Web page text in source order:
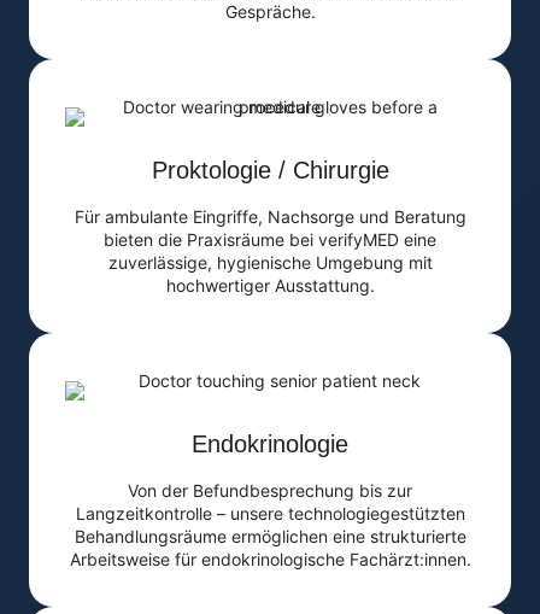
Gespräche.
Proktologie / Chirurgie
Für ambulante Eingriffe, Nachsorge und Beratung
bieten die Praxisräume bei verifyMED eine
zuverlässige, hygienische Umgebung mit
hochwertiger Ausstattung.
Endokrinologie
Von der Befundbesprechung bis zur
Langzeitkontrolle – unsere technologiegestützten
Behandlungsräume ermöglichen eine strukturierte
Arbeitsweise für endokrinologische Fachärzt:innen.